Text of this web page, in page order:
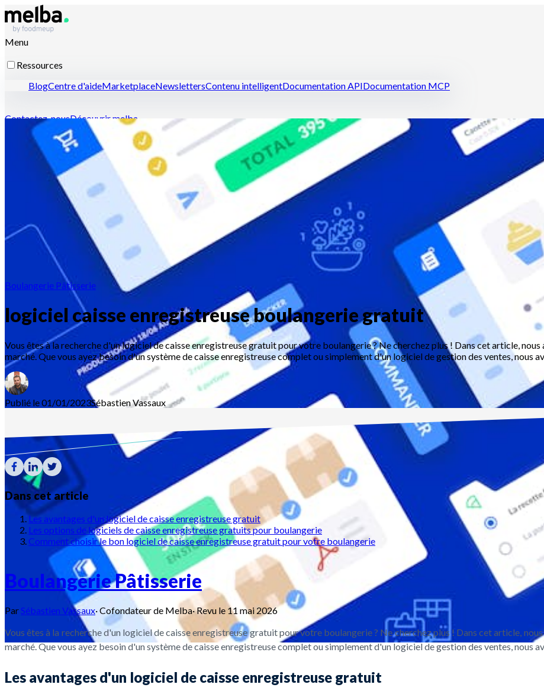
Menu
Ressources
BlogCentre d'aideMarketplaceNewslettersContenu intelligentDocumentation APIDocumentation MCP
Contactez-nousDécouvrir melba
Boulangerie Pâtisserie
logiciel caisse enregistreuse boulangerie gratuit
Vous êtes à la recherche d'un logiciel de caisse enregistreuse gratuit pour votre boulangerie ? Ne cherchez plus ! Dans cet article,
marché. Que vous ayez besoin d'un système de caisse enregistreuse complet ou simplement d'un logiciel de gestion des ventes, nous
Publié le 01/01/2023SébastienVassaux
Dans cet article
Les avantages d'un logiciel de caisse enregistreuse gratuit
Les options de logiciels de caisse enregistreuse gratuits pour boulangerie
Comment choisir le bon logiciel de caisse enregistreuse gratuit pour votre boulangerie
Boulangerie Pâtisserie
ParSébastien Vassaux·Cofondateur de Melba·Revu le 11 mai 2026
Vous êtes à la recherche d'un logiciel de caisse enregistreuse gratuit pour votre boulangerie ? Ne cherchez plus ! Dans cet article,
marché. Que vous ayez besoin d'un système de caisse enregistreuse complet ou simplement d'un logiciel de gestion des ventes, nous
Les avantages d'un logiciel de caisse enregistreuse gratuit